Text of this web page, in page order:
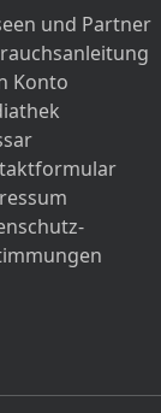
und Partner
Konto